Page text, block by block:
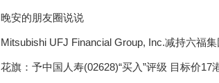
郑州暖心举措吸引高校毕业生就
浙江“学生就业数据监测平台”
贵阳观山湖区直播带岗促就业
晚安的朋友圈说说
Mitsubishi UFJ Financial Group, Inc.减持六福
元
花旗：予中国人寿(02628)“买入”评级 目标价17